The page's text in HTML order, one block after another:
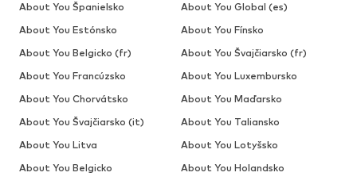
About You Španielsko
About You Global (es)
About You Estónsko
About You Fínsko
About You Belgicko (fr)
About You Švajčiarsko (fr)
About You Francúzsko
About You Luxembursko
About You Chorvátsko
About You Maďarsko
About You Švajčiarsko (it)
About You Taliansko
About You Litva
About You Lotyšsko
About You Belgicko
About You Holandsko